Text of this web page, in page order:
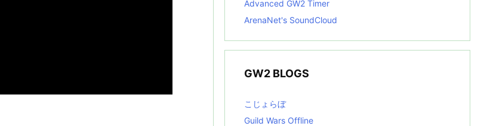
Advanced GW2 Timer
ArenaNet's SoundCloud
GW2 BLOGS
こじょらぼ
Guild Wars Offline